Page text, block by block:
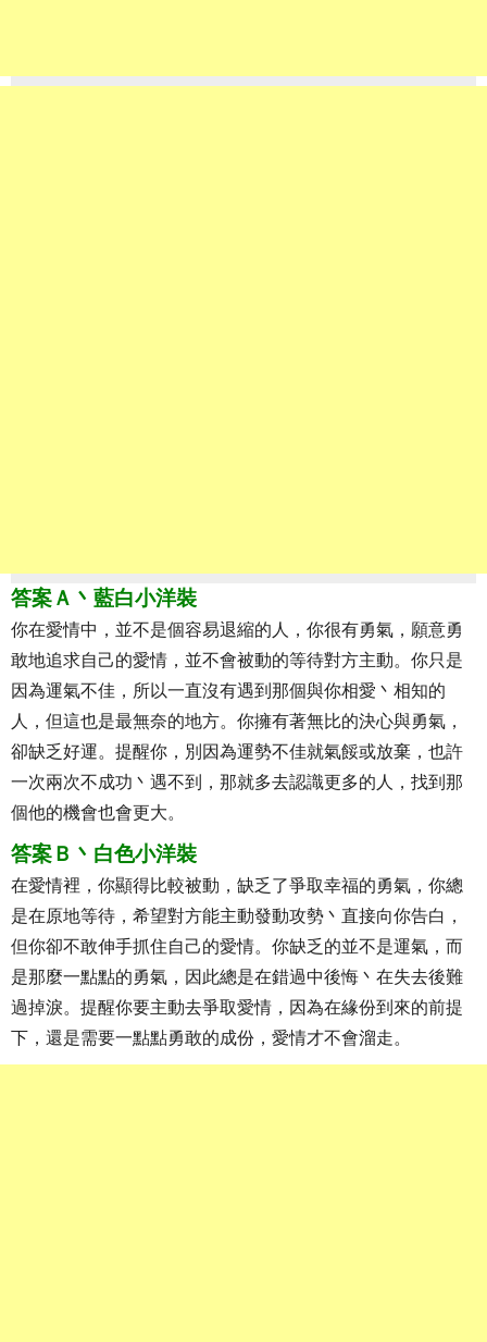
答案Ａ丶藍白小洋裝
你在愛情中，並不是個容易退縮的人，你很有勇氣，願意勇
敢地追求自己的愛情，並不會被動的等待對方主動。你只是
因為運氣不佳，所以一直沒有遇到那個與你相愛丶相知的
人，但這也是最無奈的地方。你擁有著無比的決心與勇氣，
卻缺乏好運。提醒你，別因為運勢不佳就氣餒或放棄，也許
一次兩次不成功丶遇不到，那就多去認識更多的人，找到那
個他的機會也會更大。
答案Ｂ丶白色小洋裝
在愛情裡，你顯得比較被動，缺乏了爭取幸福的勇氣，你總
是在原地等待，希望對方能主動發動攻勢丶直接向你告白，
但你卻不敢伸手抓住自己的愛情。你缺乏的並不是運氣，而
是那麼一點點的勇氣，因此總是在錯過中後悔丶在失去後難
過掉淚。提醒你要主動去爭取愛情，因為在緣份到來的前提
下，還是需要一點點勇敢的成份，愛情才不會溜走。